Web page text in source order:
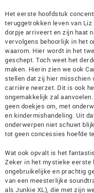
Het eerste hoofdstuk
teruggetrokken leven van
dorpje arriveert en zijn haat
vervolgens behoorlijk in het
waarom. Hier wordt in het
geschept. Toch weet het
maken. Hierin zien we ook
stellen dat zij hier misschien
carrière neerzet. Dit is ook
ongemakkelijk zal
geen doekjes om, met
en kindermishandeling. Uit
onderwerpen niet schuwt
tot geen concessies hoefde
Wat ook opvalt is het
Zeker in het mystieke
ongebruikelijke en prachtig
van een meesterlijke
als Junkie XL), die met zijn